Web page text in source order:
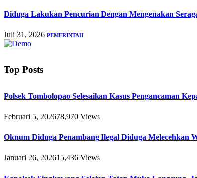
Diduga Lakukan Pencurian Dengan Mengenakan
Juli 31, 2026 PEMERINTAH
Top Posts
Polsek Tombolopao Selesaikan Kasus Pengancaman
Februari 5, 202678,970 Views
Oknum Diduga Penambang Ilegal Diduga Melecehkan
Januari 26, 202615,436 Views